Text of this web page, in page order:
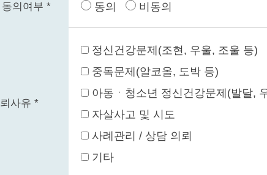
의여부 * 동의 비동의
사유 *
정신건강문제(조현, 우울, 조울 등)
중독문제(알코올, 도박 등)
아동ㆍ청소년 정신건강문제(발달,
자살사고 및 시도
사례관리 / 상담 의뢰
기타